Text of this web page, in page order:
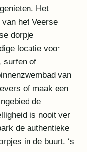
Het
het Veerse
dorpje
locatie voor
surfen of
van
of maak een
de
is nooit ver
de authentieke
in de buurt. ‘s